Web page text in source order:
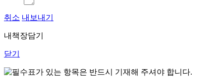
취소 내보내기
내책장담기
닫기
표가 있는 항목은 반드시 기재해 주셔야 합니다.